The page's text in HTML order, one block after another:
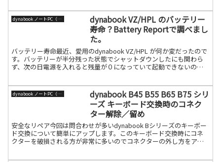
dynabook ノートPC（旧東芝）
dynabook VZ/HPL のバッテリー
寿命？Battery Reportで調べまし
た。
バッテリー寿命最近、愛用のdynabook VZ/HPL が何か変だったので
す。バッテリーが半分残った状態でシャットダウンしたにも関わら
ず、次の日電源を入れると残量が０になっていて起動できないので
dynabook ノートPC（旧東芝）
dynabook B45 B55 B65 B75 シリ
ーズ キーボード交換時のコネク
ター解除／留め
安全なリペア今回は問合わせが多いdynabook Bシリーズのキーボー
ド交換について簡単にアップします。このキーボード交換時にコネ
クターを破損される方が非常に多いのでコネクターの外し方をアッ